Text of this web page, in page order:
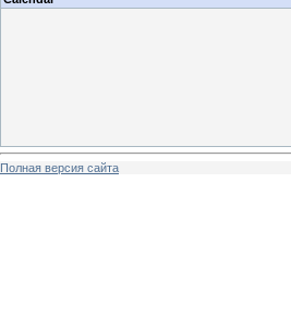
Полная версия сайта